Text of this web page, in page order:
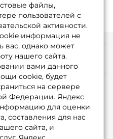
файлы,
пользователей с
активности.
информация не
вас, однако может
нашего сайта.
вами данного
cookie, будет
на сервере
Федерации. Яндекс
для оценки
составления для нас
сайта, и